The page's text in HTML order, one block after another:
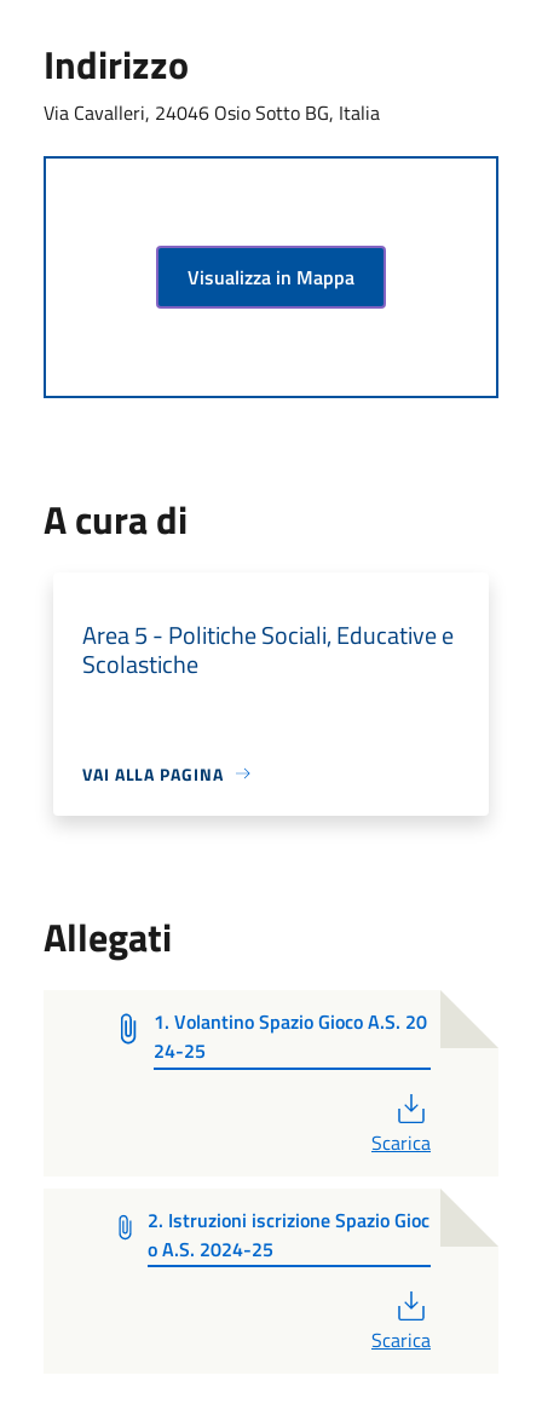
Indirizzo
Via Cavalleri, 24046 Osio Sotto BG, Italia
Visualizza in Mappa
A cura di
Area 5 - Politiche Sociali, Educative e
Scolastiche
VAI ALLA PAGINA
Allegati
1. Volantino Spazio Gioco A.S. 20
24-25
Scarica
2. Istruzioni iscrizione Spazio Gioc
o A.S. 2024-25
Scarica